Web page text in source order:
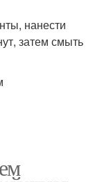
нанести
затем смыть